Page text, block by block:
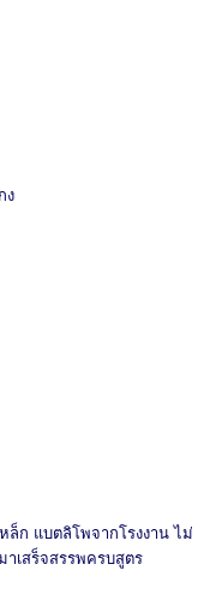
ง
ล็ก แบตลิโพจากโรงงาน ไม่
าเสร็จสรรพครบสูตร